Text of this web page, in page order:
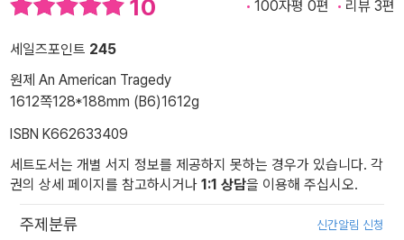
10 100자평 0편 리뷰 3편
세일즈포인트 245
원제 An American Tragedy
1612쪽128*188mm (B6)1612g
ISBN K662633409
세트도서는 개별 서지 정보를 제공하지 못하는 경우가 있습니다. 각
권의 상세 페이지를 참고하시거나 1:1 상담을 이용해 주십시오.
주제분류 신간알림 신청